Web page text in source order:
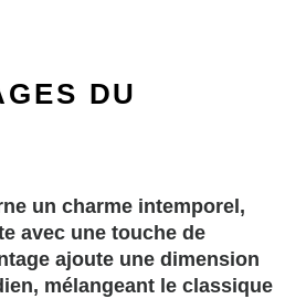
DU
un charme intemporel,
avec une touche de
ajoute une dimension
mélangeant le classique